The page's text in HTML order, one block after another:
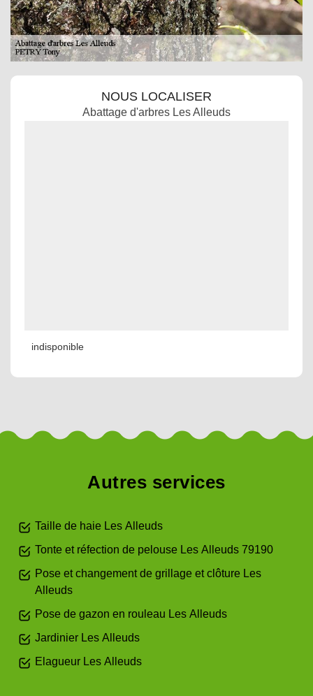
NOUS LOCALISER
Abattage d'arbres Les Alleuds
indisponible
Autres services
Taille de haie Les Alleuds
Tonte et réfection de pelouse Les Alleuds 79190
Pose et changement de grillage et clôture Les
Alleuds
Pose de gazon en rouleau Les Alleuds
Jardinier Les Alleuds
Elagueur Les Alleuds